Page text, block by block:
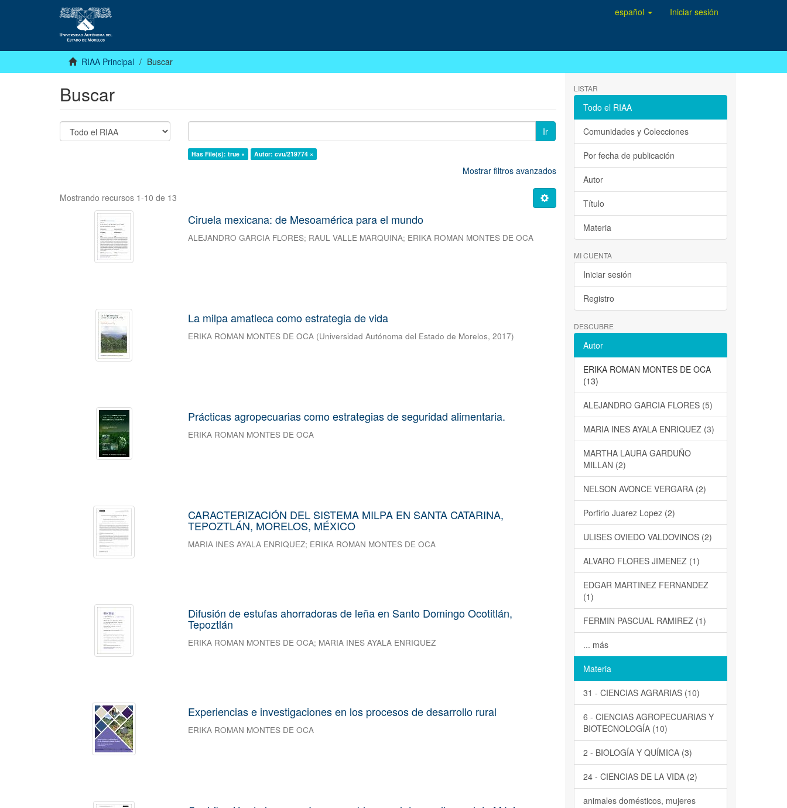
español Iniciar sesión
RIAA Principal Buscar
Buscar
Ir
Has File(s): true × Autor: cvu/219774 ×
Mostrar filtros avanzados
Mostrando recursos 1-10 de 13
Ciruela mexicana: de Mesoamérica para el mundo
ALEJANDRO GARCIA FLORES; RAUL VALLE MARQUINA; ERIKA ROMAN MONTES DE OCA
La milpa amatleca como estrategia de vida
ERIKA ROMAN MONTES DE OCA (Universidad Autónoma del Estado de Morelos,2017)
Prácticas agropecuarias como estrategias de seguridad alimentaria.
ERIKA ROMAN MONTES DE OCA
CARACTERIZACIÓN DEL SISTEMA MILPA EN SANTA CATARINA,
TEPOZTLÁN, MORELOS, MÉXICO
MARIA INES AYALA ENRIQUEZ; ERIKA ROMAN MONTES DE OCA
Difusión de estufas ahorradoras de leña en Santo Domingo Ocotitlán,
Tepoztlán
ERIKA ROMAN MONTES DE OCA; MARIA INES AYALA ENRIQUEZ
Experiencias e investigaciones en los procesos de desarrollo rural
ERIKA ROMAN MONTES DE OCA
LISTAR
Todo el RIAA
Comunidades y Colecciones
Por fecha de publicación
Autor
Título
Materia
MI CUENTA
Iniciar sesión
Registro
DESCUBRE
Autor
ERIKA ROMAN MONTES DE OCA
(13)
ALEJANDRO GARCIA FLORES (5)
MARIA INES AYALA ENRIQUEZ (3)
MARTHA LAURA GARDUÑO
MILLAN (2)
NELSON AVONCE VERGARA (2)
Porfirio Juarez Lopez (2)
ULISES OVIEDO VALDOVINOS (2)
ALVARO FLORES JIMENEZ (1)
EDGAR MARTINEZ FERNANDEZ
(1)
FERMIN PASCUAL RAMIREZ (1)
... más
Materia
31 - CIENCIAS AGRARIAS (10)
6 - CIENCIAS AGROPECUARIAS Y
BIOTECNOLOGÍA (10)
2 - BIOLOGÍA Y QUÍMICA (3)
24 - CIENCIAS DE LA VIDA (2)
animales domésticos, mujeres